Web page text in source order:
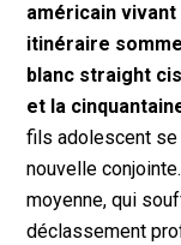
américain vivant
itinéraire
blanc straight
et la
fils adolescent se
nouvelle
moyenne, qui
déclassement